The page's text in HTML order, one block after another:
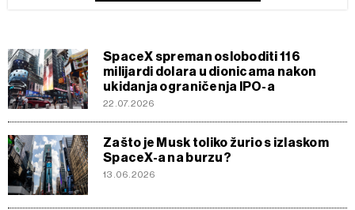
SpaceX spreman osloboditi 116
milijardi dolara u dionicama nakon
ukidanja ograničenja IPO-a
22.07.2026
Zašto je Musk toliko žurio s izlaskom
SpaceX-a na burzu?
13.06.2026